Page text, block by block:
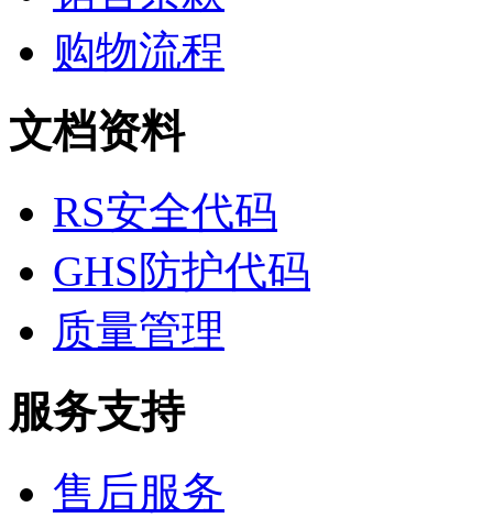
生物缓冲液
螯合剂/变性剂
酶、辅酶
季铵盐
L-氨基酸
其它生化试剂
BOC-氨基酸
Fmoc-氨基酸
D-氨基酸
DL-氨基酸
非天然氨基酸
N-甲基化氨基酸
手性产品
培养基
钯
购物流程
文档资料
RS安全代码
GHS防护代码
质量管理
服务支持
售后服务